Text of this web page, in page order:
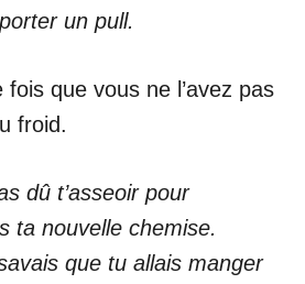
un pull.
que vous ne l’avez pas
froid.
dû t’asseoir pour
ta nouvelle chemise.
que tu allais manger